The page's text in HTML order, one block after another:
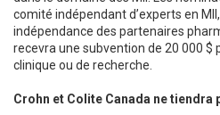
comité indépendant d’experts en
indépendance des partenaires
recevra une subvention de 20 000
clinique ou de recherche.
Crohn et Colite Canada ne tiendra